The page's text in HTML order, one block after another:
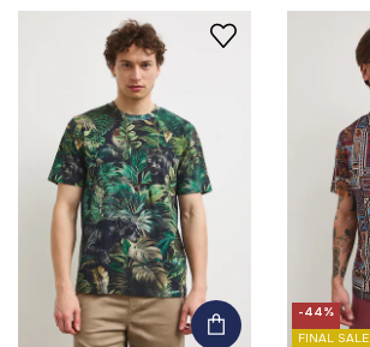
-44%
FINAL SALE